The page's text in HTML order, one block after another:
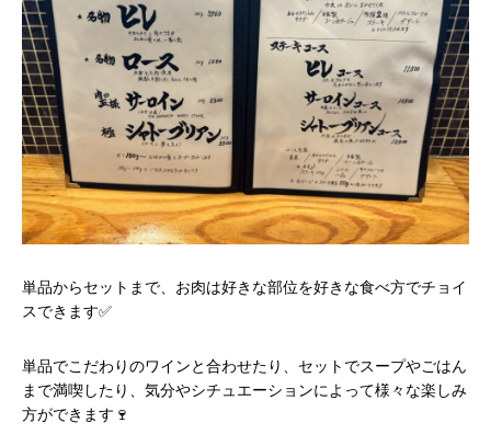
単品からセットまで、お肉は好きな部位を好きな食べ方でチョイ
スできます✅
単品でこだわりのワインと合わせたり、セットでスープやごはん
まで満喫したり、気分やシチュエーションによって様々な楽しみ
方ができます🍷